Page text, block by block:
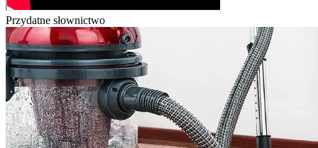
Przydatne słownictwo